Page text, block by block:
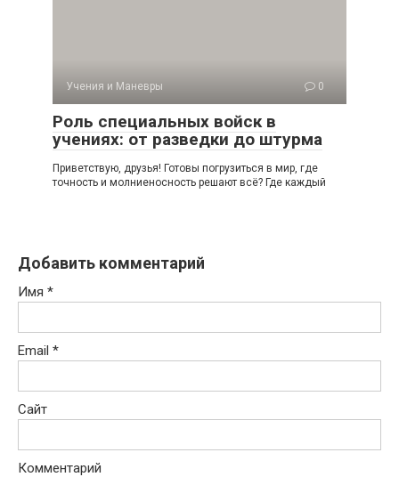
Учения и Маневры 0
Роль специальных войск в
учениях: от разведки до штурма
Приветствую, друзья! Готовы погрузиться в мир, где
точность и молниеносность решают всё? Где каждый
Добавить комментарий
Имя *
Email *
Сайт
Комментарий